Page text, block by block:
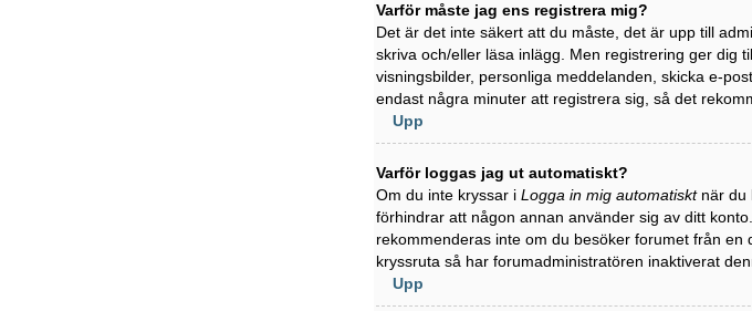
Varför måste jag ens registrera mig?
Det är det inte säkert att du måste, det är upp till
skriva och/eller läsa inlägg. Men registrering ger dig
visningsbilder, personliga meddelanden, skicka e-
endast några minuter att registrera sig, så det
Upp
Varför loggas jag ut automatiskt?
Om du inte kryssar i Logga in mig automatisktnär du
förhindrar att någon annan använder sig av ditt
rekommenderas inte om du besöker forumet från
kryssruta så har forumadministratören inaktiverat
Upp